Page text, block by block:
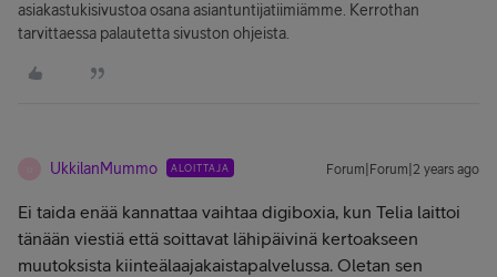
asiakastukisivustoa osana asiantuntijatiimiämme. Kerrothan
tarvittaessa palautetta sivuston ohjeista.
UkkilanMummo ALOITTAJA Forum|Forum|2 years ago
Ei taida enää kannattaa vaihtaa digiboxia, kun Telia laittoi
tänään viestiä että soittavat lähipäivinä kertoakseen
muutoksista kiinteälaajakaistapalvelussa. Oletan sen